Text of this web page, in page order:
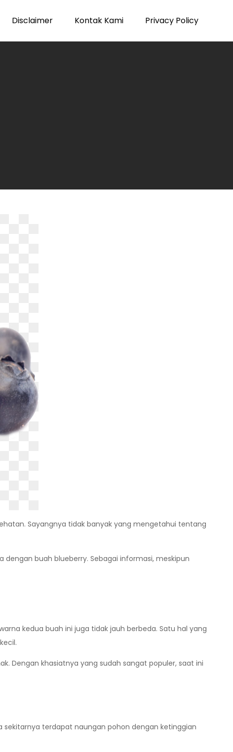
Disclaimer Kontak Kami Privacy Policy
Sayangnya tidak banyak yang mengetahui tentang
buah blueberry. Sebagai informasi, meskipun
kedua buah ini juga tidak jauh berbeda. Satu hal yang
Dengan khasiatnya yang sudah sangat populer, saat ini
sekitarnya terdapat naungan pohon dengan ketinggian